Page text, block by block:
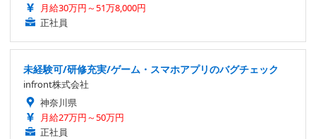
月給30万円～51万8,000円
正社員
未経験可/研修充実/ゲーム・スマホアプリのバグチェック
infront株式会社
神奈川県
月給27万円～50万円
正社員